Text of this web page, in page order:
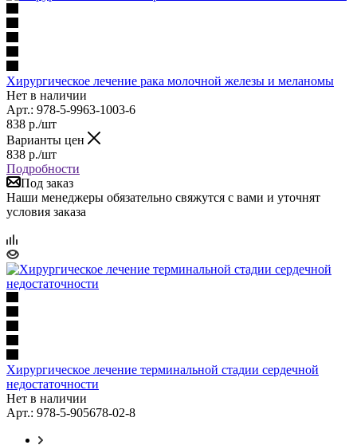
Хирургическое лечение рака молочной железы и меланомы
Нет в наличии
Арт.: 978-5-9963-1003-6
838 р./шт
Варианты цен
838 р./шт
Подробности
Под заказ
Наши менеджеры обязательно свяжутся с вами и уточнят
условия заказа
Хирургическое лечение терминальной стадии сердечной
недостаточности
Нет в наличии
Арт.: 978-5-905678-02-8